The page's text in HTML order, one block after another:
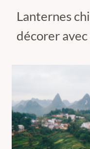
Lanternes
décorer